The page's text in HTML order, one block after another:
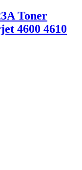
Toner
4600 4610